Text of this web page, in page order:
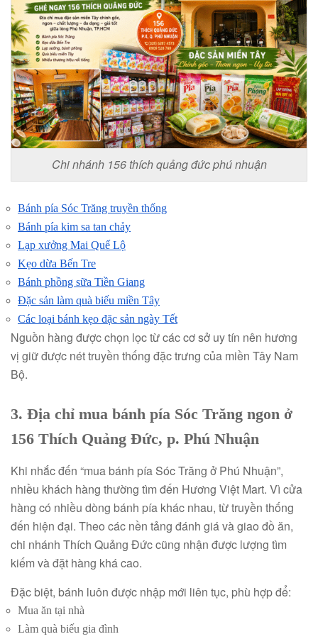
Chi nhánh 156 thích quảng đức phú nhuận
Bánh pía Sóc Trăng truyền thống
Bánh pía kim sa tan chảy
Lạp xưởng Mai Quế Lộ
Kẹo dừa Bến Tre
Bánh phồng sữa Tiền Giang
Đặc sản làm quà biếu miền Tây
Các loại bánh kẹo đặc sản ngày Tết
Nguồn hàng được chọn lọc từ các cơ sở uy tín nên hương
vị giữ được nét truyền thống đặc trưng của miền Tây Nam
Bộ.
3. Địa chỉ mua bánh pía Sóc Trăng ngon ở
156 Thích Quảng Đức, p. Phú Nhuận
Khi nhắc đến “mua bánh pía Sóc Trăng ở Phú Nhuận”,
nhiều khách hàng thường tìm đến Hương Việt Mart. Vì cửa
hàng có nhiều dòng bánh pía khác nhau, từ truyền thống
đến hiện đại. Theo các nền tảng đánh giá và giao đồ ăn,
chi nhánh Thích Quảng Đức cũng nhận được lượng tìm
kiếm và đặt hàng khá cao.
Đặc biệt, bánh luôn được nhập mới liên tục, phù hợp để:
Mua ăn tại nhà
Làm quà biếu gia đình